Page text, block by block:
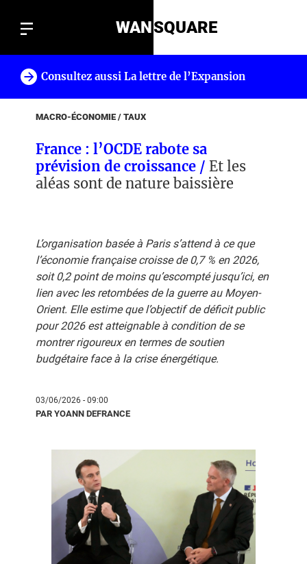
WANSQUARE
Consultez aussi La lettre de l’Expansion
MACRO-ÉCONOMIE / TAUX
France : l’OCDE rabote sa
prévision de croissance / Et les
aléas sont de nature baissière
L’organisation basée à Paris s’attend à ce que
l’économie française croisse de 0,7 % en 2026,
soit 0,2 point de moins qu’escompté jusqu’ici, en
lien avec les retombées de la guerre au Moyen-
Orient. Elle estime que l’objectif de déficit public
pour 2026 est atteignable à condition de se
montrer rigoureux en termes de soutien
budgétaire face à la crise énergétique.
03/06/2026 - 09:00
PAR YOANN DEFRANCE